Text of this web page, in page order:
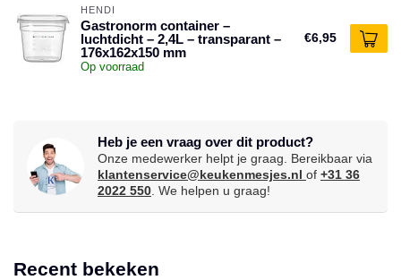
HENDI
Gastronorm container –
luchtdicht – 2,4L – transparant –
176x162x150 mm
Op voorraad
€6,95
Heb je een vraag over dit product?
Onze medewerker helpt je graag. Bereikbaar via
klantenservice@keukenmesjes.nl of +31 36
2022 550 . We helpen u graag!
Recent bekeken